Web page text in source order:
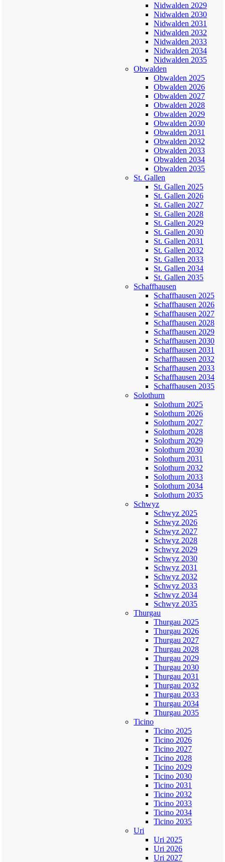
Nidwalden 2029
Nidwalden 2030
Nidwalden 2031
Nidwalden 2032
Nidwalden 2033
Nidwalden 2034
Nidwalden 2035
Obwalden
Obwalden 2025
Obwalden 2026
Obwalden 2027
Obwalden 2028
Obwalden 2029
Obwalden 2030
Obwalden 2031
Obwalden 2032
Obwalden 2033
Obwalden 2034
Obwalden 2035
St. Gallen
St. Gallen 2025
St. Gallen 2026
St. Gallen 2027
St. Gallen 2028
St. Gallen 2029
St. Gallen 2030
St. Gallen 2031
St. Gallen 2032
St. Gallen 2033
St. Gallen 2034
St. Gallen 2035
Schaffhausen
Schaffhausen 2025
Schaffhausen 2026
Schaffhausen 2027
Schaffhausen 2028
Schaffhausen 2029
Schaffhausen 2030
Schaffhausen 2031
Schaffhausen 2032
Schaffhausen 2033
Schaffhausen 2034
Schaffhausen 2035
Solothurn
Solothurn 2025
Solothurn 2026
Solothurn 2027
Solothurn 2028
Solothurn 2029
Solothurn 2030
Solothurn 2031
Solothurn 2032
Solothurn 2033
Solothurn 2034
Solothurn 2035
Schwyz
Schwyz 2025
Schwyz 2026
Schwyz 2027
Schwyz 2028
Schwyz 2029
Schwyz 2030
Schwyz 2031
Schwyz 2032
Schwyz 2033
Schwyz 2034
Schwyz 2035
Thurgau
Thurgau 2025
Thurgau 2026
Thurgau 2027
Thurgau 2028
Thurgau 2029
Thurgau 2030
Thurgau 2031
Thurgau 2032
Thurgau 2033
Thurgau 2034
Thurgau 2035
Ticino
Ticino 2025
Ticino 2026
Ticino 2027
Ticino 2028
Ticino 2029
Ticino 2030
Ticino 2031
Ticino 2032
Ticino 2033
Ticino 2034
Ticino 2035
Uri
Uri 2025
Uri 2026
Uri 2027